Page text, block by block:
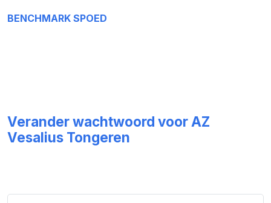
BENCHMARK SPOED
Verander wachtwoord voor AZ
Vesalius Tongeren